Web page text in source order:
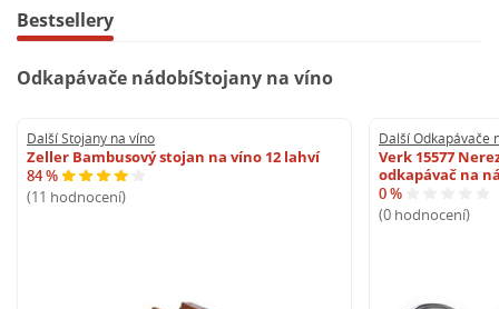
Bestsellery
Odkapávače nádobíStojany na víno
Další Stojany na víno
Zeller Bambusový stojan na víno 12 lahví
84 %
(11 hodnocení)
Další Odkapávače
Verk 15577
odkapávač na
0 %
(0 hodnocení)